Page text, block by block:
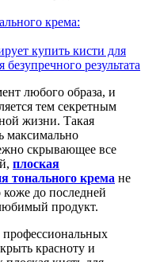
крема:
купить кисти для
результата
любого образа, и
тем секретным
жизни. Такая
максимально
скрывающее все
плоская
тонального крема не
коже до последней
продукт.
профессиональных
красноту и